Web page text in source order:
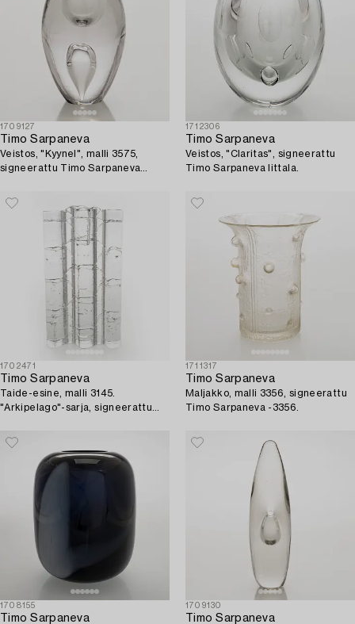
1709127
Timo Sarpaneva
Veistos, "Kyynel", malli 3575,
signeerattu Timo Sarpaneva
1712306
Timo Sarpaneva
Veistos, "Claritas", signeerattu
Timo Sarpaneva Iittala.
1702471
Timo Sarpaneva
Taide-esine, malli 3145.
"Arkipelago"-sarja, signeerattu
1711317
Timo Sarpaneva
Maljakko, malli 3356, signeerattu
Timo Sarpaneva -3356.
1708155
Timo Sarpaneva
1709130
Timo Sarpaneva